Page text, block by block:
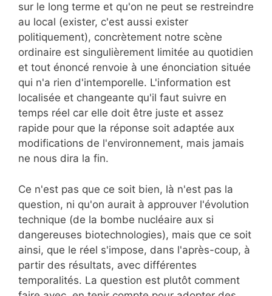
sur le long terme et qu'on ne peut se restreindre
au local (exister, c'est aussi exister
politiquement), concrètement notre scène
ordinaire est singulièrement limitée au quotidien
et tout énoncé renvoie à une énonciation située
qui n'a rien d'intemporelle. L'information est
localisée et changeante qu'il faut suivre en
temps réel car elle doit être juste et assez
rapide pour que la réponse soit adaptée aux
modifications de l'environnement, mais jamais
ne nous dira la fin.
Ce n'est pas que ce soit bien, là n'est pas la
question, ni qu'on aurait à approuver l'évolution
technique (de la bombe nucléaire aux si
dangereuses biotechnologies), mais que ce soit
ainsi, que le réel s'impose, dans l'après-coup, à
partir des résultats, avec différentes
temporalités. La question est plutôt comment